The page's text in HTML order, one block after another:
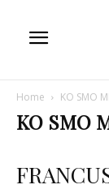
Home KO SMO
KO SMO